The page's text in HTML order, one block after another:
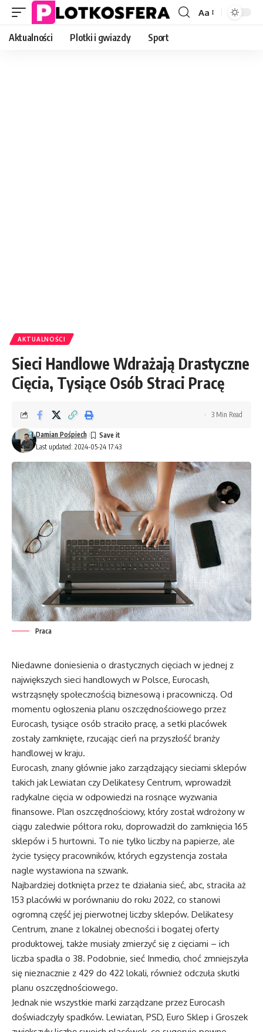
Font
Aa
Aktualności Plotki i gwiazdy Sport
AKTUALNOŚCI
Sieci Handlowe Wdrażają Drastyczne
Cięcia, Tysiące Osób Straci Pracę
Last updated: 2024-05-24 17:43
Damian Pośpiech
3 Min Read
Praca
Niedawne doniesienia o drastycznych cięciach w jednej z
największych sieci handlowych w Polsce, Eurocash,
wstrząsnęły społecznością biznesową i pracowniczą. Od
momentu ogłoszenia planu oszczędnościowego przez
Eurocash, tysiące osób straciło pracę, a setki placówek
zostały zamknięte, rzucając cień na przyszłość branży
handlowej w kraju.
Eurocash, znany głównie jako zarządzający sieciami sklepów
takich jak Lewiatan czy Delikatesy Centrum, wprowadził
radykalne cięcia w odpowiedzi na rosnące wyzwania
finansowe. Plan oszczędnościowy, który został wdrożony w
ciągu zaledwie półtora roku, doprowadził do zamknięcia 165
sklepów i 5 hurtowni. To nie tylko liczby na papierze, ale
życie tysięcy pracowników, których egzystencja została
nagle wystawiona na szwank.
Najbardziej dotknięta przez te działania sieć, abc, straciła aż
153 placówki w porównaniu do roku 2022, co stanowi
ogromną część jej pierwotnej liczby sklepów. Delikatesy
Centrum, znane z lokalnej obecności i bogatej oferty
produktowej, także musiały zmierzyć się z cięciami – ich
liczba spadła o 38. Podobnie, sieć Inmedio, choć zmniejszyła
się nieznacznie z 429 do 422 lokali, również odczuła skutki
planu oszczędnościowego.
Jednak nie wszystkie marki zarządzane przez Eurocash
doświadczyły spadków. Lewiatan, PSD, Euro Sklep i Groszek